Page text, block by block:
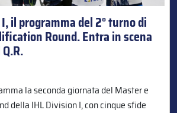
il programma del 2° turno di
Round. Entra in scena
la seconda giornata del Master e
della IHL Division I, con cinque sfide